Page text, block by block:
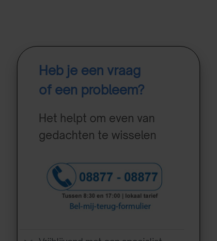
Heb je een vraag
of een probleem?
Het helpt om even van
gedachten te wisselen